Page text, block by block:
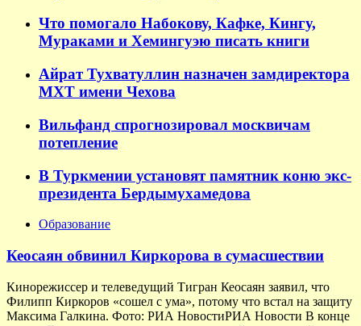
Что помогало Набокову, Кафке, Кингу,
Мураками и Хемингуэю писать книги
Айрат Тухватуллин назначен замдиректора
МХТ имени Чехова
Вильфанд спрогнозировал москвичам
потепление
В Туркмении установят памятник коню экс-
президента Бердымухамедова
Образование
Кеосаян обвинил Киркорова в сумасшествии
Кинорежиссер и телеведущий Тигран Кеосаян заявил, что
Филипп Киркоров «сошел с ума», потому что встал на защиту
Максима Галкина. Фото: РИА НовостиРИА Новости В конце